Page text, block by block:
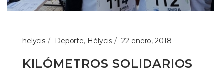
helycis Deporte, Hélycis 22 enero, 2018
KILÓMETROS SOLIDARIOS